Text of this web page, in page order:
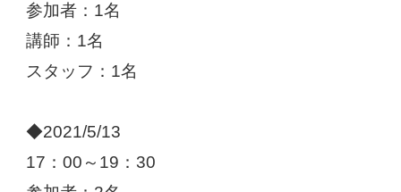
参加者：1名
講師：1名
スタッフ：1名
◆2021/5/13
17：00～19：30